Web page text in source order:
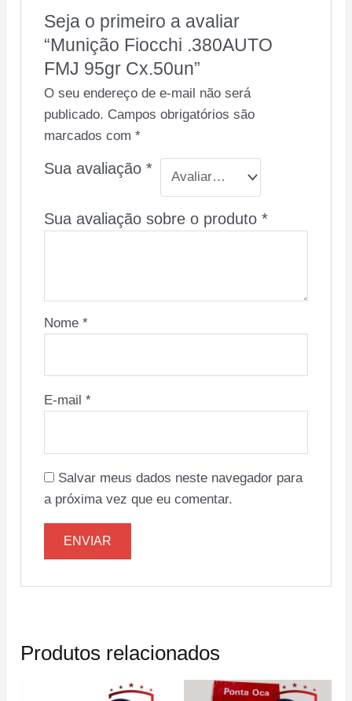
Seja o primeiro a avaliar
“Munição Fiocchi .380AUTO
FMJ 95gr Cx.50un”
O seu endereço de e-mail não será
publicado. Campos obrigatórios são
marcados com *
Sua avaliação *
Sua avaliação sobre o produto *
Nome *
E-mail *
Salvar meus dados neste navegador para
a próxima vez que eu comentar.
Produtos relacionados